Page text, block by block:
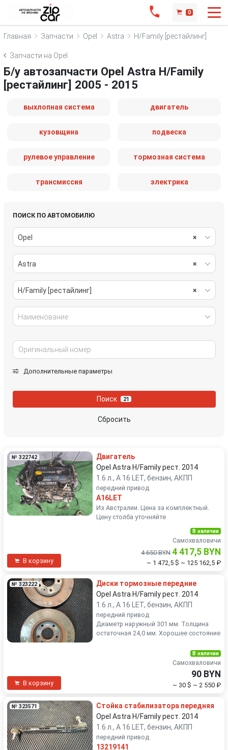
0
Главная Запчасти Opel Astra H/Family [рестайлинг]
Запчасти на Opel
Б/у автозапчасти Opel Astra H/Family
[рестайлинг] 2005 - 2015
выхлопная система двигатель
кузовщина подвеска
рулевое управление тормозная система
трансмиссия электрика
ПОИСК ПО АВТОМОБИЛЮ
×
Opel
×
Astra
×
H/Family [рестайлинг]
Наименование
Дополнительные параметры
Поиск 21
Сбросить
№ 322742
Двигатель
Opel Astra H/Family рест. 2014
1.6 л., A 16 LET, бензин, АКПП
передний привод
A16LET
Из Австралии. Цена за комплектный.
Цену столба уточняйте
В корзину
В наличии
Самохваловичи
4 650 BYN 4 417,5 BYN
~ 1 472,5 $ ~ 125 162,5 ₽
№ 323222
Диски тормозные передние
Opel Astra H/Family рест. 2014
1.6 л., A 16 LET, бензин, АКПП
передний привод
Диаметр наружный 301 мм. Толщина
остаточная 24,0 мм. Хорошее состояние
В корзину
В наличии
Самохваловичи
90 BYN
~ 30 $ ~ 2 550 ₽
№ 323571
Стойка стабилизатора передняя
Opel Astra H/Family рест. 2014
1.6 л., A 16 LET, бензин, АКПП
передний привод
13219141